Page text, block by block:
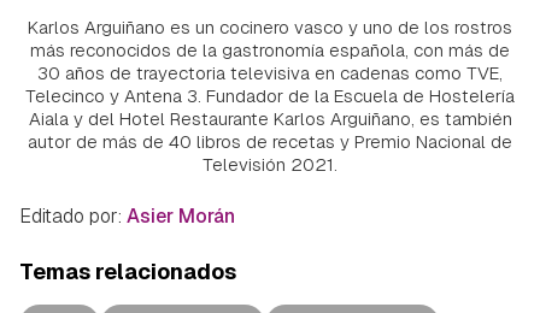
Karlos Arguiñano es un cocinero vasco y uno de los rostros
más reconocidos de la gastronomía española, con más de
30 años de trayectoria televisiva en cadenas como TVE,
Telecinco y Antena 3. Fundador de la Escuela de Hostelería
Aiala y del Hotel Restaurante Karlos Arguiñano, es también
autor de más de 40 libros de recetas y Premio Nacional de
Televisión 2021.
Editado por: Asier Morán
Temas relacionados